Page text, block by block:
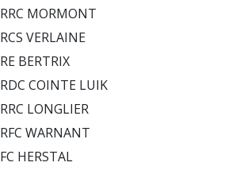
RRC MORMONT
RCS VERLAINE
RE BERTRIX
RDC COINTE LUIK
RRC LONGLIER
RFC WARNANT
FC HERSTAL